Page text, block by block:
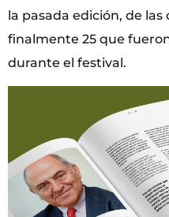
la pasada edición, de
finalmente 25 que
durante el festival.